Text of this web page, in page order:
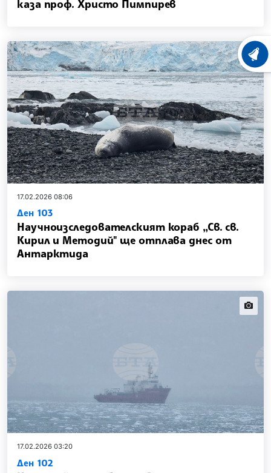
каза проф. Христо Пимпирев
17.02.2026 08:06
Ден 103
Научноизследователският кораб „Св. св.
Кирил и Методий" ще отплава днес от
Антарктида
17.02.2026 03:20
Ден 102